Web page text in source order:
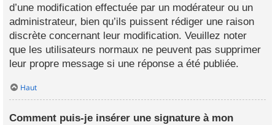
d’une modification effectuée par un modérateur ou un
administrateur, bien qu’ils puissent rédiger une raison
discrète concernant leur modification. Veuillez noter
que les utilisateurs normaux ne peuvent pas supprimer
leur propre message si une réponse a été publiée.
Haut
Comment puis-je insérer une signature à mon